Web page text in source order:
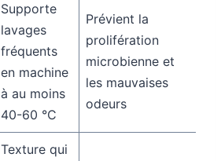
Supporte
lavages
fréquents
en machine
à au moins
40-60 °C
Prévient la
prolifération
microbienne et
les mauvaises
odeurs
Texture qui